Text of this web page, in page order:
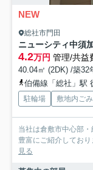
NEW
総社市門田
ニューシティ中須
4.2万円 管理/共益
40.04㎡ (2DK) /築32
伯備線「総社」駅
駐輪場 敷地内ご
当社は倉敷市中心部
豊富にご紹介してお
見る